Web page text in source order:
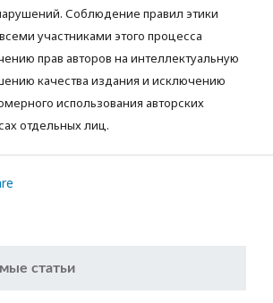
Соблюдение правил этики
участниками этого процесса
прав авторов на интеллектуальную
качества издания и исключению
использования авторских
отдельных лиц.
статьи